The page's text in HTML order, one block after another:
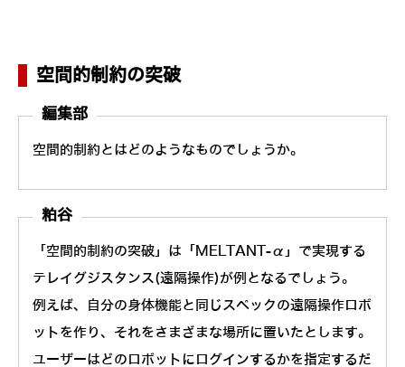
空間的制約の突破
編集部
空間的制約とはどのようなものでしょうか。
粕谷
「空間的制約の突破」は「MELTANT-α」で実現する
テレイグジスタンス(遠隔操作)が例となるでしょう。
例えば、自分の身体機能と同じスペックの遠隔操作ロボ
ットを作り、それをさまざまな場所に置いたとします。
ユーザーはどのロボットにログインするかを指定するだ